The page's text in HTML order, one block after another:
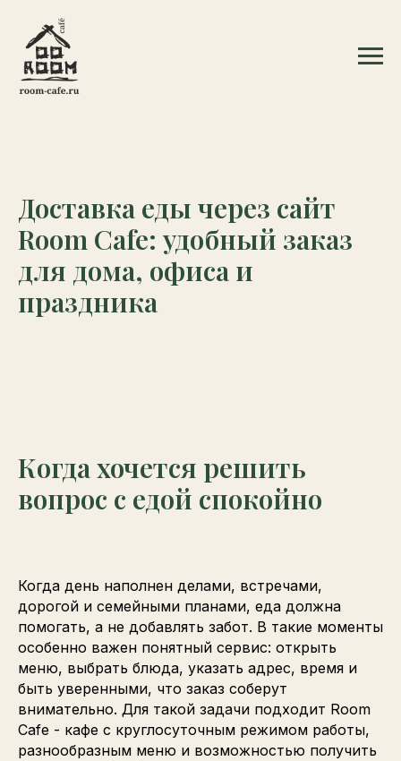
Доставка еды через сайт
Room Cafe: удобный заказ
для дома, офиса и
праздника
Когда хочется решить
вопрос с едой спокойно
Когда день наполнен делами, встречами,
дорогой и семейными планами, еда должна
помогать, а не добавлять забот. В такие моменты
особенно важен понятный сервис: открыть
меню, выбрать блюда, указать адрес, время и
быть уверенными, что заказ соберут
внимательно. Для такой задачи подходит Room
Cafe - кафе с круглосуточным режимом работы,
разнообразным меню и возможностью получить